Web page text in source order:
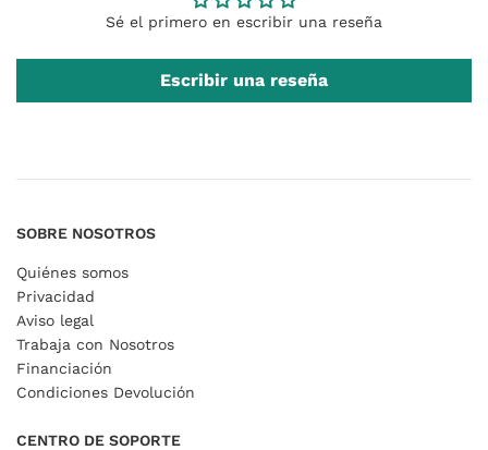
Sé el primero en escribir una reseña
Escribir una reseña
SOBRE NOSOTROS
Quiénes somos
Privacidad
Aviso legal
Trabaja con Nosotros
Financiación
Condiciones Devolución
CENTRO DE SOPORTE